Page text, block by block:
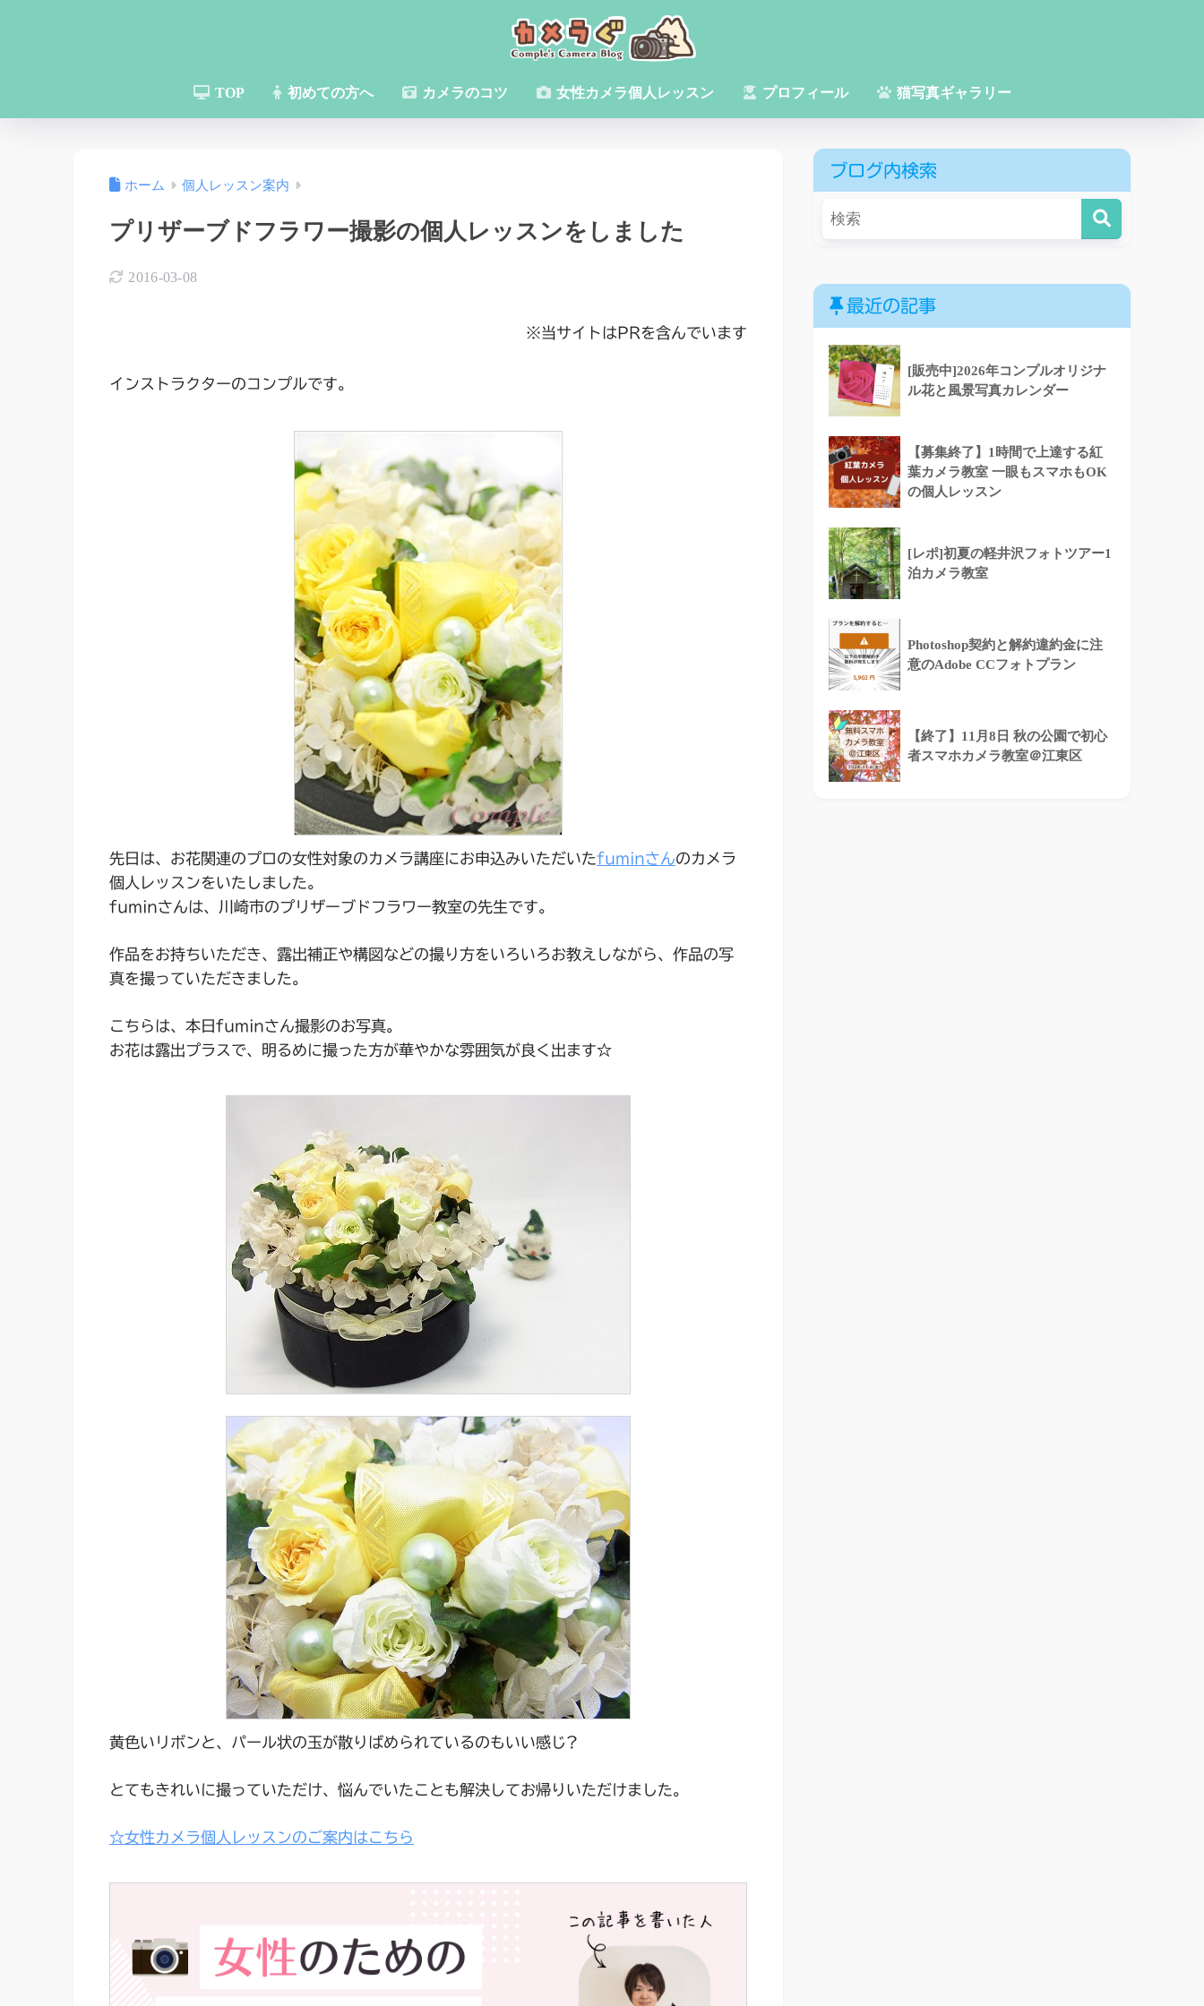
TOP 初めての方へ カメラのコツ 女性カメラ個人レッスン プロフィール 猫写真ギャラリー
ホーム 個人レッスン案内
プリザーブドフラワー撮影の個人レッスンをしました
2016-03-08
※当サイトはPRを含んでいます
インストラクターのコンプルです。
先日は、お花関連のプロの女性対象のカメラ講座にお申込みいただいたfuminさんのカメラ
個人レッスンをいたしました。
fuminさんは、川崎市のプリザーブドフラワー教室の先生です。
作品をお持ちいただき、露出補正や構図などの撮り方をいろいろお教えしながら、作品の写
真を撮っていただきました。
こちらは、本日fuminさん撮影のお写真。
お花は露出プラスで、明るめに撮った方が華やかな雰囲気が良く出ます☆
黄色いリボンと、パール状の玉が散りばめられているのもいい感じ?
とてもきれいに撮っていただけ、悩んでいたことも解決してお帰りいただけました。
☆女性カメラ個人レッスンのご案内はこちら
ブログ内検索
最近の記事
[販売中]2026年コンプルオリジナ
ル花と風景写真カレンダー
【募集終了】1時間で上達する紅
葉カメラ教室 一眼もスマホもOK
の個人レッスン
[レポ]初夏の軽井沢フォトツアー1
泊カメラ教室
Photoshop契約と解約違約金に注
意のAdobe CCフォトプラン
【終了】11月8日 秋の公園で初心
者スマホカメラ教室＠江東区